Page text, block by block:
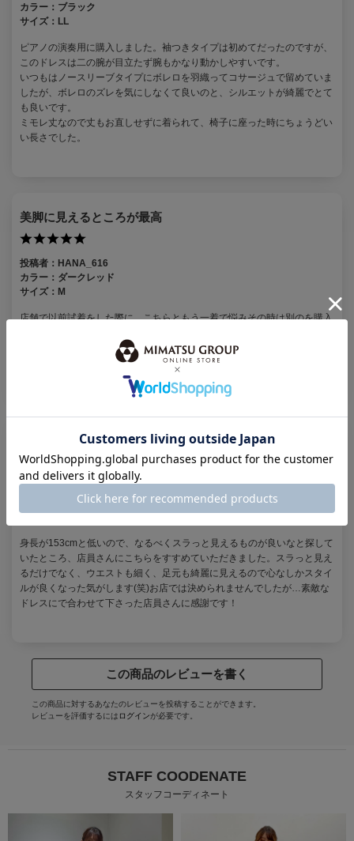
カラー： ブラック
サイズ： LL
ピアノの演奏用に購入しました。袖つきタイプは初めてだったのですが、
このドレスは二の腕が目立たず腕もかなり動かしやすいです。
いつもはノースリーブタイプにボレロを羽織ってコサージュで留めていま
したが、ボレロのズレを気にしなくて良いのと、シルエットが綺麗でとて
も良いです。
ミモレ丈なので丈もお直しせずに着られて、椅子に座った時にちょうどい
い長さでした。
美脚に見えるところが最高
投稿者： HANA_616
カラー： ダークレッド
サイズ： M
店舗で以前試着をした際に、こちらともう一着で悩みその時は別のを購入
入させていただきました。落ち着きながらも珍しい色味と、シルエットの
綺麗さ、一番は、コンプレックスな足が綺麗に見える！！大満足です。
美シルエットです！
投稿者：
ブルーグレー
サイズ：M
身長が153cmと低いので、なるべくスラっと見えるものが良いなと探して
いたところ、店員さんにこちらをすすめていただきました。スラっと見え
るだけでなく、ウエストも細く、足元も綺麗に見えるので心なしかスタイ
ルが良くなった気がします(笑)お店では決められませんでしたが…素敵な
ドレスにで合わせて下さった店員さんに感謝です！
この商品のレビューを書く
この商品に対するあなたのレビューを投稿することができます。
レビューを評価するには ログインが必要です。
STAFF COODENATE
スタッフコーディネート